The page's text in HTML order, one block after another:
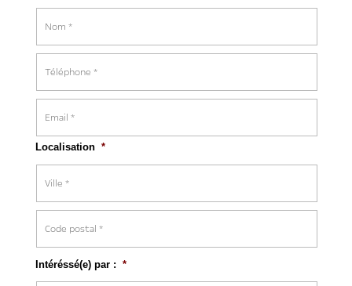
Prénom
Nom
é
o
n
a
i
l
*
Localisation *
Ville
Code
Postal
Intéréssé(e) par : *